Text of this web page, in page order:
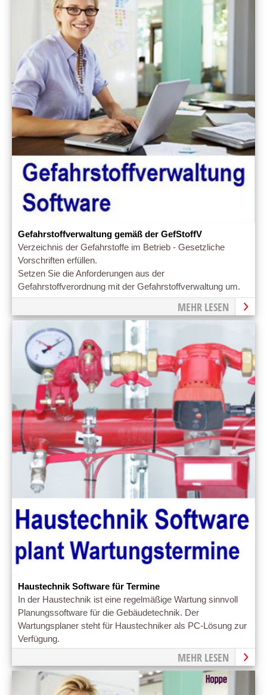
Gefahrstoffverwaltung gemäß der GefStoffV
Verzeichnis der Gefahrstoffe im Betrieb - Gesetzliche
Vorschriften erfüllen.
Setzen Sie die Anforderungen aus der
Gefahrstoffverordnung mit der Gefahrstoffverwaltung um.
MEHR LESEN
Haustechnik Software für Termine
In der Haustechnik ist eine regelmäßige Wartung sinnvoll
Planungssoftware für die Gebäudetechnik. Der
Wartungsplaner steht für Haustechniker als PC-Lösung zur
Verfügung.
MEHR LESEN